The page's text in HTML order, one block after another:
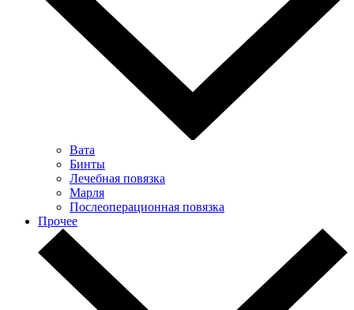
Вата
Бинты
Лечебная повязка
Марля
Послеоперационная повязка
Прочее